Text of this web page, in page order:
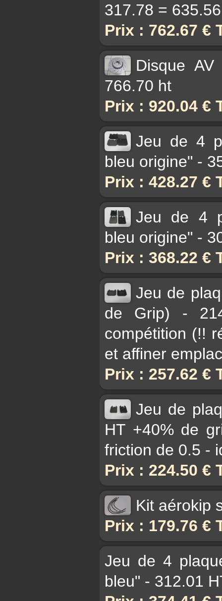
317.78 =
Prix : 762.67 €
Disque
766.70 ht
Prix : 920.04 €
Jeu de 4
bleu origine" -
Prix : 428.27 €
Jeu de 4
bleu origine" -
Prix : 368.22 €
Jeu de
de Grip) -
compétition (!!
et affiner
Prix : 257.62 €
Jeu de
HT +40% de
friction de 0.5 -
Prix : 224.50 €
Kit aérokip
Prix : 179.76 €
Jeu de 4
bleu" - 312.01